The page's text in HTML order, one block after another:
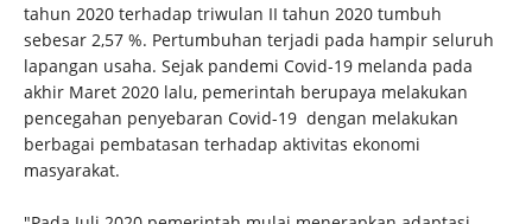
tahun 2020 terhadap triwulan II tahun 2020 tumbuh
sebesar 2,57 %. Pertumbuhan terjadi pada hampir seluruh
lapangan usaha. Sejak pandemi Covid-19 melanda pada
akhir Maret 2020 lalu, pemerintah berupaya melakukan
pencegahan penyebaran Covid-19 dengan melakukan
berbagai pembatasan terhadap aktivitas ekonomi
masyarakat.